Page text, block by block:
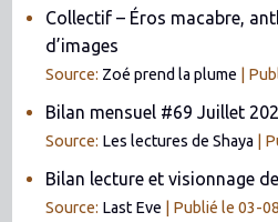
Collectif – Éros macabre,
d’images
Source: Zoé prend la plume
Bilan mensuel #69 Juillet
Source: Les lectures de Shaya
Bilan lecture et visionnage
Source: Last Eve Publié le 03-